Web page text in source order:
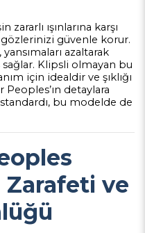
ışınlarına karşı
güvenle korur.
azaltarak
Klipsli olmayan bu
için idealdir ve şıklığı
detaylara
bu modelde de
ve